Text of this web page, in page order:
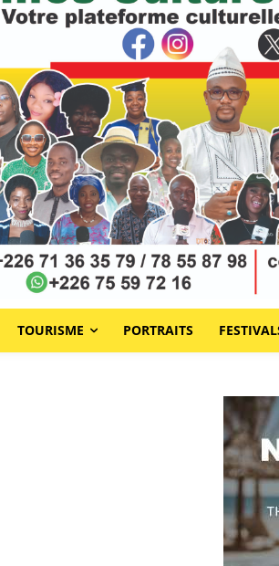
TOURISME PORTRAITS